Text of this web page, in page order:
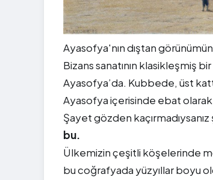
Ayasofya'nın dıştan
Bizans sanatının klasikleşmiş
Ayasofya’da. Kubbede, üst
Ayasofya içerisinde ebat
Şayet gözden kaçırmadıysanız
bu.
Ülkemizin çeşitli köşelerinde
bu coğrafyada yüzyıllar boyu